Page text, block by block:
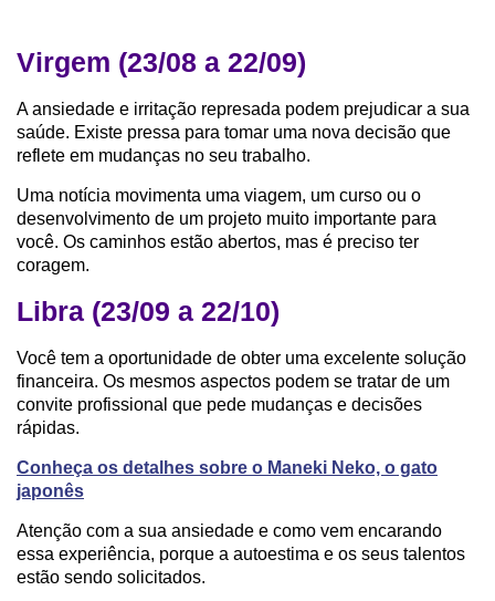
Virgem (23/08 a 22/09)
A ansiedade e irritação represada podem prejudicar a sua
saúde. Existe pressa para tomar uma nova decisão que
reflete em mudanças no seu trabalho.
Uma notícia movimenta uma viagem, um curso ou o
desenvolvimento de um projeto muito importante para
você. Os caminhos estão abertos, mas é preciso ter
coragem.
Libra (23/09 a 22/10)
Você tem a oportunidade de obter uma excelente solução
financeira. Os mesmos aspectos podem se tratar de um
convite profissional que pede mudanças e decisões
rápidas.
Conheça os detalhes sobre o Maneki Neko, o gato
japonês
Atenção com a sua ansiedade e como vem encarando
essa experiência, porque a autoestima e os seus talentos
estão sendo solicitados.